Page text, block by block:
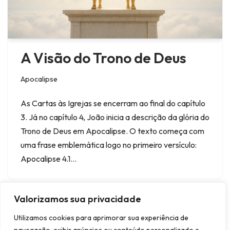
Valorizamos sua privacidade
Utilizamos cookies para aprimorar sua experiência de
A Visão do Trono de Deus
Apocalipse
As Cartas às Igrejas se encerram ao final do capítulo
3. Já no capítulo 4, João inicia a descrição da glória do
Trono de Deus em Apocalipse. O texto começa com
uma frase emblemática logo no primeiro versículo:
Apocalipse 4.1…